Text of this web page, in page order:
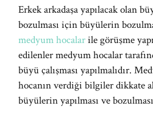
Erkek arkadaşa yapılacak olan
bozulması için büyülerin
medyum hocalarile görüşme
edilenler medyum hocalar
büyü çalışması yapılmalıdır.
hocanın verdiği bilgiler dikkate
büyülerin yapılması ve